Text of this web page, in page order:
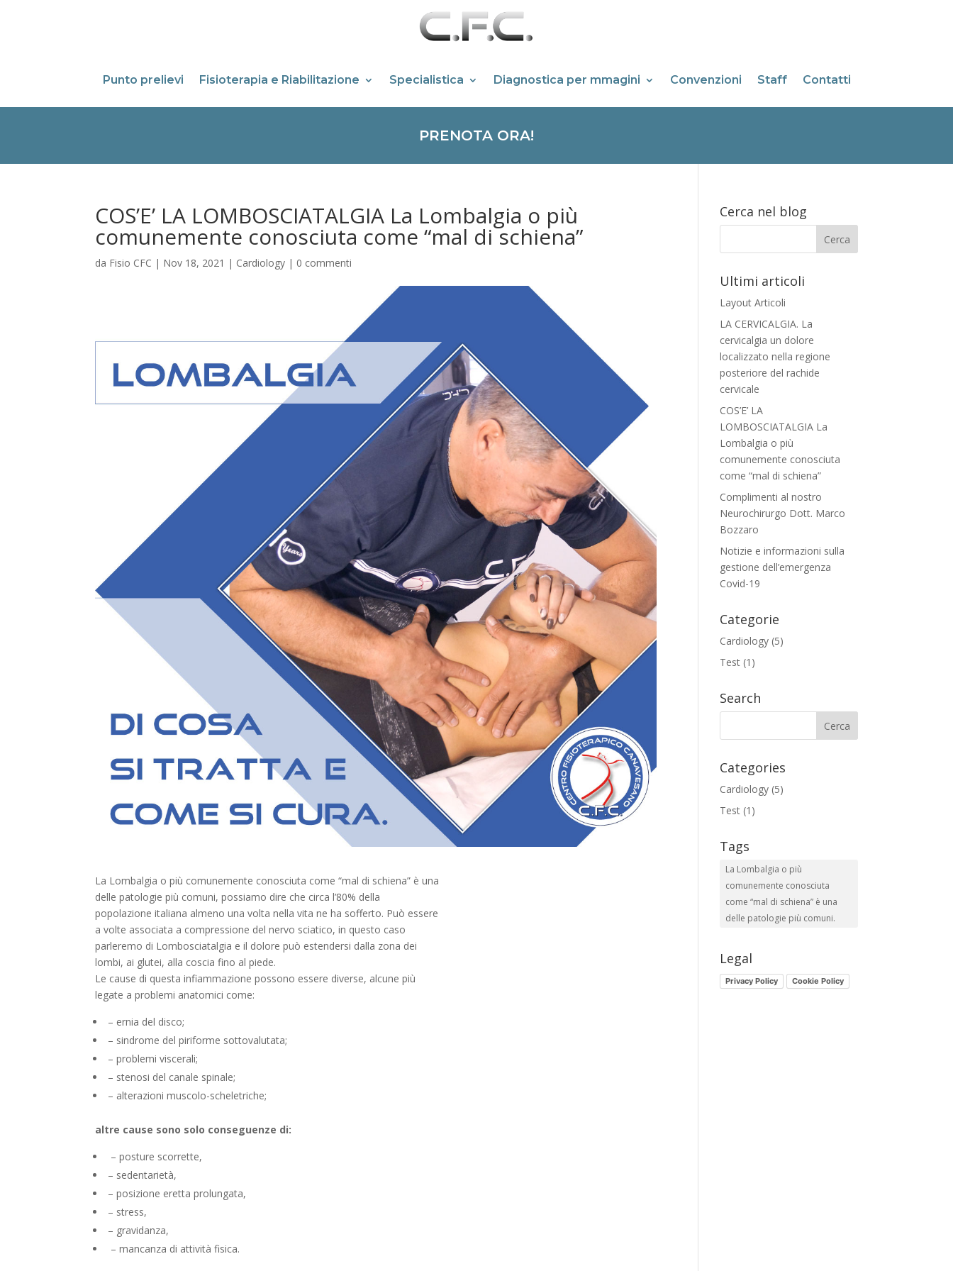
Punto prelievi Fisioterapia e Riabilitazione Specialistica Diagnostica per mmagini Convenzioni Staff Contatti
PRENOTA ORA!
COS’E’ LA LOMBOSCIATALGIA La Lombalgia o più
comunemente conosciuta come “mal di schiena”
da Fisio CFC | Nov 18, 2021 | Cardiology | 0 commenti
La Lombalgia o più comunemente conosciuta come “mal di schiena” è una
delle patologie più comuni, possiamo dire che circa l’80% della
popolazione italiana almeno una volta nella vita ne ha sofferto. Può essere
a volte associata a compressione del nervo sciatico, in questo caso
parleremo di Lombosciatalgia e il dolore può estendersi dalla zona dei
lombi, ai glutei, alla coscia fino al piede.
Le cause di questa infiammazione possono essere diverse, alcune più
legate a problemi anatomici come:
– ernia del disco;
– sindrome del piriforme sottovalutata;
– problemi viscerali;
– stenosi del canale spinale;
– alterazioni muscolo-scheletriche;
altre cause sono solo conseguenze di:
– posture scorrette,
– sedentarietà,
– posizione eretta prolungata,
– stress,
– gravidanza,
– mancanza di attività fisica.
Cerca nel blog
Ultimi articoli
Layout Articoli
LA CERVICALGIA. La
cervicalgia un dolore
localizzato nella regione
posteriore del rachide
cervicale
COS’E’ LA
LOMBOSCIATALGIA La
Lombalgia o più
comunemente conosciuta
come “mal di schiena”
Complimenti al nostro
Neurochirurgo Dott. Marco
Bozzaro
Notizie e informazioni sulla
gestione dell’emergenza
Covid-19
Categorie
Cardiology (5)
Test (1)
Search
Categories
Cardiology (5)
Test (1)
Tags
La Lombalgia o più
comunemente conosciuta
come “mal di schiena” è una
delle patologie più comuni.
Legal
Privacy Policy Cookie Policy